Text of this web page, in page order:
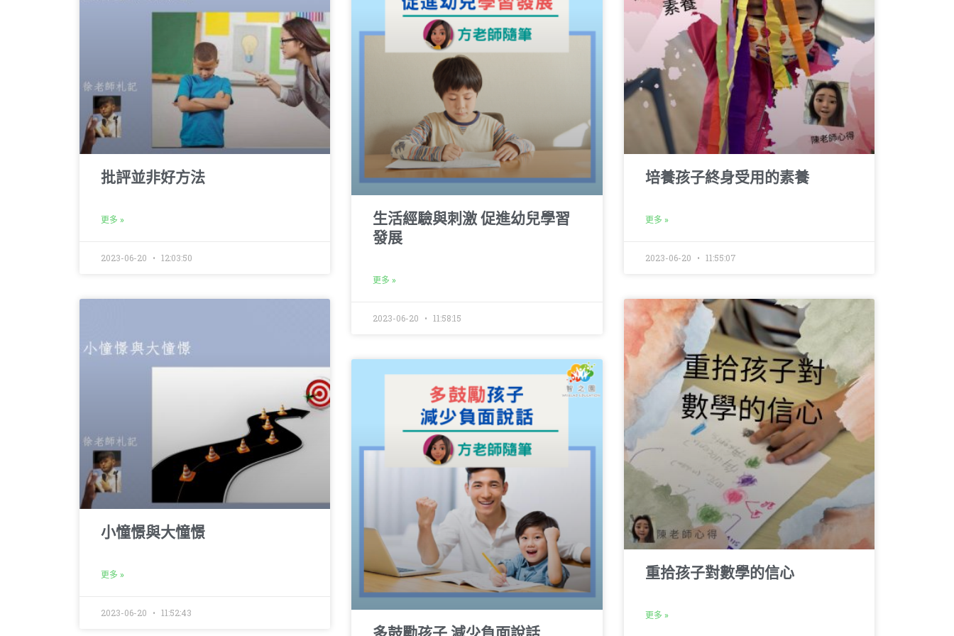
批評並非好方法
更多 »
2023-06-20 12:03:50
生活經驗與刺激 促進幼兒學習
發展
更多 »
2023-06-20 11:58:15
培養孩子終身受用的素養
更多 »
2023-06-20 11:55:07
小憧憬與大憧憬
更多 »
2023-06-20 11:52:43
重拾孩子對數學的信心
更多 »